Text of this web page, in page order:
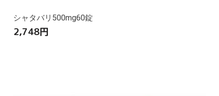
シャタバリ500mg60錠
2,748円